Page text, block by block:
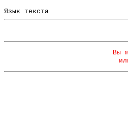
Язык текста
Вы